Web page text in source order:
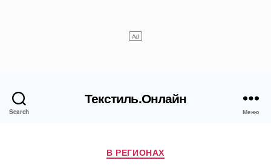
Search
Текстиль.Онлайн
Меню
Рубрики
В РЕГИОНАХ